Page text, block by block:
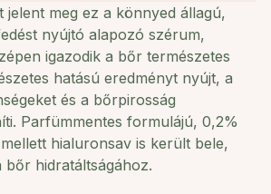
jelent meg ez a könnyed állagú,
nyújtó alapozó szérum,
igazodik a bőr természetes
hatású eredményt nyújt, a
és a bőrpirosság
Parfümmentes formulájú, 0,2%
hialuronsav is került bele,
bőr hidratáltságához.